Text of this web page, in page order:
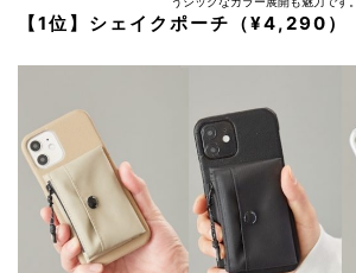
【1位】シェイクポーチ（¥4,290）